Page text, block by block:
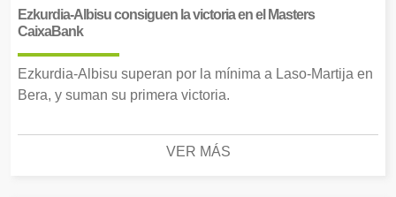
Ezkurdia-Albisu consiguen la victoria en el Masters
CaixaBank
Ezkurdia-Albisu superan por la mínima a Laso-Martija en
Bera, y suman su primera victoria.
VER MÁS